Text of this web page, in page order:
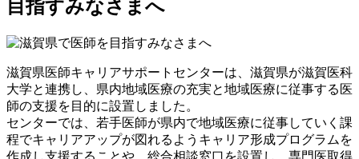
目指すみなさまへ
滋賀県医師キャリアサポートセンターは、滋賀県が滋賀医科
大学と連携し、県内地域医療の充実と地域医療に従事する医
師の支援を目的に設置しました。
センターでは、若手医師が県内で地域医療に従事していく課
程でキャリアアップが図れるようキャリア形成プログラムを
作成し支援することや、総合相談窓口を設置し、専門医取得